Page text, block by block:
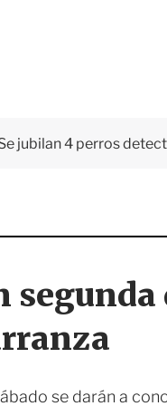
jubilan 4 perros
se darán a